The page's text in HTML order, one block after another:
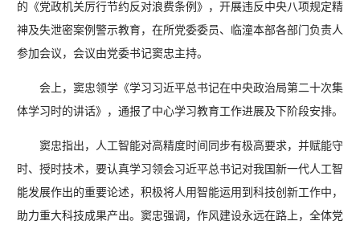
的《党政机关厉行节约反对浪费条例》，开展违反中央八项规定精
神及失泄密案例警示教育，在所党委委员、临潼本部各部门负责人
参加会议，会议由党委书记窦忠主持。
会上，窦忠领学《学习习近平总书记在中央政治局第二十次集
体学习时的讲话》，通报了中心学习教育工作进展及下阶段安排。
窦忠指出，人工智能对高精度时间同步有极高要求，并赋能守
时、授时技术，要认真学习领会习近平总书记对我国新一代人工智
能发展作出的重要论述，积极将人用智能运用到科技创新工作中，
助力重大科技成果产出。窦忠强调，作风建设永远在路上，全体党